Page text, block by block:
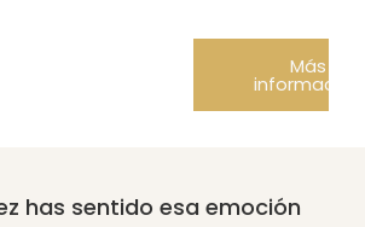
Más
información
has sentido esa emoción